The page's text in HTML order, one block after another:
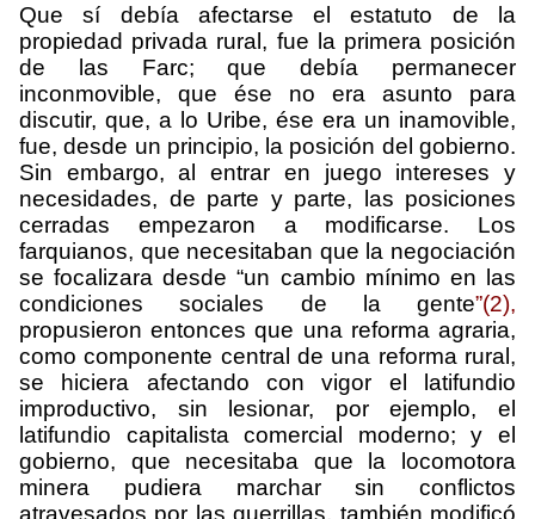
Que sí debía afectarse el estatuto de la
propiedad privada rural, fue la primera posición
de las Farc; que debía permanecer
inconmovible, que ése no era asunto para
discutir, que, a lo Uribe, ése era un inamovible,
fue, desde un principio, la posición del gobierno.
Sin embargo, al entrar en juego intereses y
necesidades, de parte y parte, las posiciones
cerradas empezaron a modificarse. Los
farquianos, que necesitaban que la negociación
se focalizara desde “un cambio mínimo en las
condiciones sociales de la gente”(2),
propusieron entonces que una reforma agraria,
como componente central de una reforma rural,
se hiciera afectando con vigor el latifundio
improductivo, sin lesionar, por ejemplo, el
latifundio capitalista comercial moderno; y el
gobierno, que necesitaba que la locomotora
minera pudiera marchar sin conflictos
atravesados por las guerrillas, también modificó